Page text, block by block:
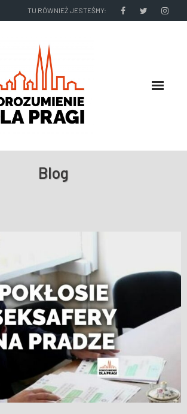
TU RÓWNIEŻ JESTEŚMY:
Blog